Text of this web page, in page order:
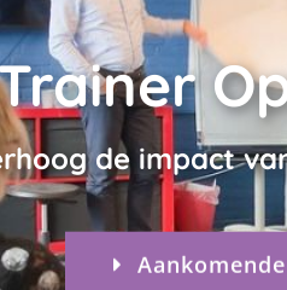
de impact